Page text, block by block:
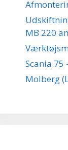
MB 220
Scania
Molberg